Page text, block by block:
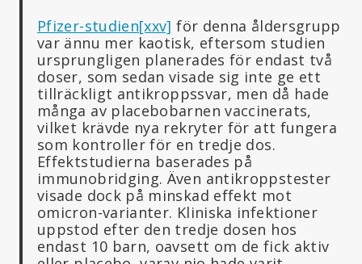
Pfizer-studien[xxv] för denna åldersgrupp
var ännu mer kaotisk, eftersom studien
ursprungligen planerades för endast två
doser, som sedan visade sig inte ge ett
tillräckligt antikroppssvar, men då hade
många av placebobarnen vaccinerats,
vilket krävde nya rekryter för att fungera
som kontroller för en tredje dos.
Effektstudierna baserades på
immunobridging. Även antikroppstester
visade dock på minskad effekt mot
omicron-varianter. Kliniska infektioner
uppstod efter den tredje dosen hos
endast 10 barn, oavsett om de fick aktiv